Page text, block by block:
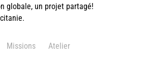
globale, un projet partagé!
Missions Atelier